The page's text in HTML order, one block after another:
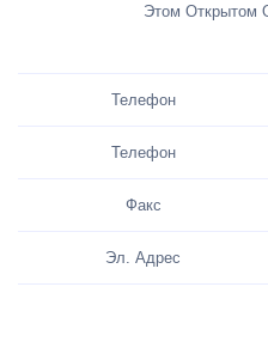
Этом Открытом
Телефон
Телефон
Факс
Эл. Адрес